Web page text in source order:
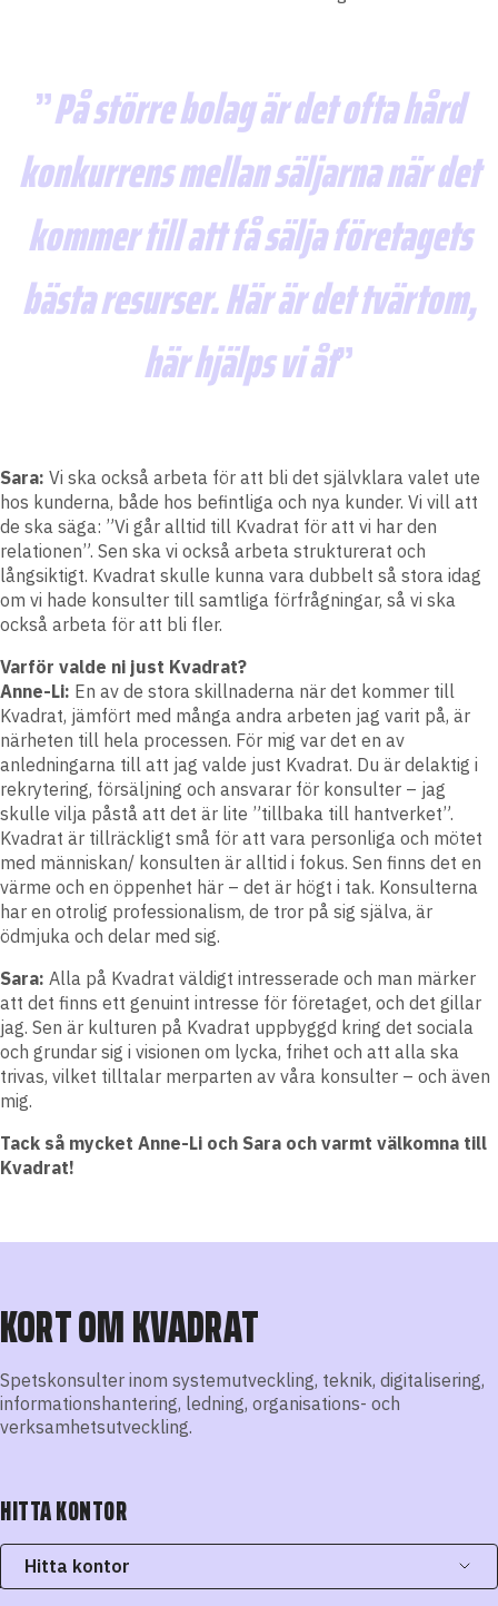
På större bolag är det ofta hård
konkurrens mellan säljarna när det
kommer till att få sälja företagets
bästa resurser. Här är det tvärtom,
här hjälps vi åt
Sara: Vi ska också arbeta för att bli det självklara valet ute
hos kunderna, både hos befintliga och nya kunder. Vi vill att
de ska säga: ”Vi går alltid till Kvadrat för att vi har den
relationen”. Sen ska vi också arbeta strukturerat och
långsiktigt. Kvadrat skulle kunna vara dubbelt så stora idag
om vi hade konsulter till samtliga förfrågningar, så vi ska
också arbeta för att bli fler.
Varför valde ni just Kvadrat?
Anne-Li: En av de stora skillnaderna när det kommer till
Kvadrat, jämfört med många andra arbeten jag varit på, är
närheten till hela processen. För mig var det en av
anledningarna till att jag valde just Kvadrat. Du är delaktig i
rekrytering, försäljning och ansvarar för konsulter – jag
skulle vilja påstå att det är lite ”tillbaka till hantverket”.
Kvadrat är tillräckligt små för att vara personliga och mötet
med människan/ konsulten är alltid i fokus. Sen finns det en
värme och en öppenhet här – det är högt i tak. Konsulterna
har en otrolig professionalism, de tror på sig själva, är
ödmjuka och delar med sig.
Sara: Alla på Kvadrat väldigt intresserade och man märker
att det finns ett genuint intresse för företaget, och det gillar
jag. Sen är kulturen på Kvadrat uppbyggd kring det sociala
och grundar sig i visionen om lycka, frihet och att alla ska
trivas, vilket tilltalar merparten av våra konsulter – och även
mig.
Tack så mycket Anne-Li och Sara och varmt välkomna till
Kvadrat!
KORT OM KVADRAT
Spetskonsulter inom systemutveckling, teknik, digitalisering,
informationshantering, ledning, organisations- och
verksamhetsutveckling.
HITTA KONTOR
Hitta kontor